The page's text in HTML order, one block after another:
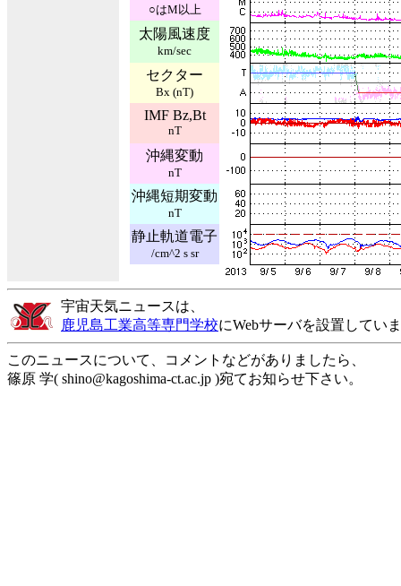
○はM以上
太陽風速度
km/sec
セクター
Bx (nT)
IMF Bz,Bt
nT
沖縄変動
nT
沖縄短期変動
nT
静止軌道電子
/cm^2 s sr
宇宙天気ニュースは、
鹿児島工業高等専門学校にWebサーバを設置してい
このニュースについて、コメントなどがありましたら、
篠原 学( shino@kagoshima-ct.ac.jp )宛てお知らせ下さい。